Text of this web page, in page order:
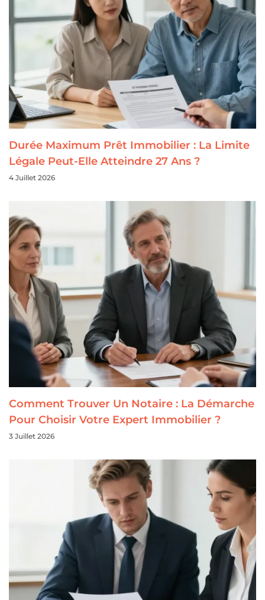
Durée Maximum Prêt Immobilier : La Limite
Légale Peut-Elle Atteindre 27 Ans ?
4 Juillet 2026
Comment Trouver Un Notaire : La Démarche
Pour Choisir Votre Expert Immobilier ?
3 Juillet 2026